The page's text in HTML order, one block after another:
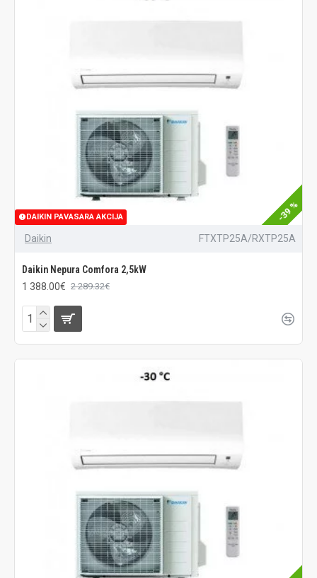
DAIKIN PAVASARA AKCIJA -39 %
Daikin FTXTP25A/RXTP25A
Daikin Nepura Comfora 2,5kW
1 388.00€ 2 289.32€